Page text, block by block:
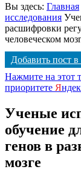
Вы здесь: Главная
исследования
расшифровки
человеческом
Добавить пост в
Нажмите на этот
приоритете Я
Ученые
обучение
генов в
мозге